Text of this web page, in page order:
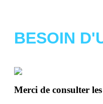
BESOIN
Merci de consulter les